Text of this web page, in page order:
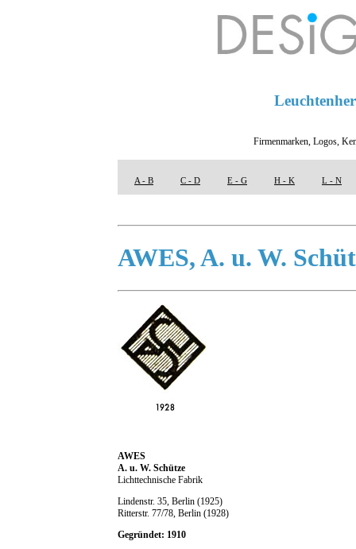
Firmenmarken, Logos,
A - B C - D E - G H - K L - N
AWES, A. u. W.
AWES
A. u. W. Schütze
Lichttechnische Fabrik
Lindenstr. 35, Berlin (1925)
Ritterstr. 77/78, Berlin (1928)
Gegründet: 1910